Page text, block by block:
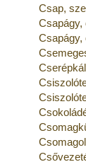
Csap,
Csapágy,
Csapágy,